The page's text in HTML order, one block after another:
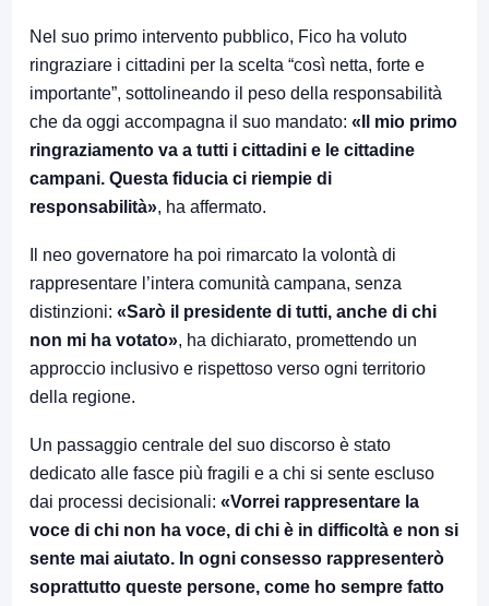
Nel suo primo intervento pubblico, Fico ha voluto
ringraziare i cittadini per la scelta “così netta, forte e
importante”, sottolineando il peso della responsabilità
che da oggi accompagna il suo mandato: «Il mio primo
ringraziamento va a tutti i cittadini e le cittadine
campani. Questa fiducia ci riempie di
responsabilità», ha affermato.
Il neo governatore ha poi rimarcato la volontà di
rappresentare l’intera comunità campana, senza
distinzioni: «Sarò il presidente di tutti, anche di chi
non mi ha votato», ha dichiarato, promettendo un
approccio inclusivo e rispettoso verso ogni territorio
della regione.
Un passaggio centrale del suo discorso è stato
dedicato alle fasce più fragili e a chi si sente escluso
dai processi decisionali: «Vorrei rappresentare la
voce di chi non ha voce, di chi è in difficoltà e non si
sente mai aiutato. In ogni consesso rappresenterò
soprattutto queste persone, come ho sempre fatto